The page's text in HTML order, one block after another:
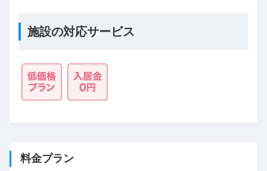
施設の対応サービス
料金プラン